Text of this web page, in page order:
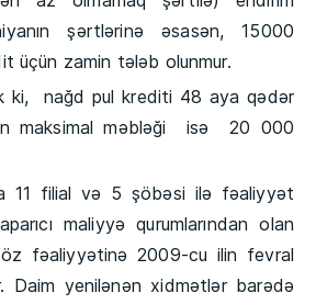
şərtlərinə əsasən, 15000
üçün zamin tələb olunmur.
pul krediti 48 aya qədər
maksimal məbləği isə 20 000
və 5 şöbəsi ilə fəaliyyət
maliyyə qurumlarından olan
fəaliyyətinə 2009-cu ilin fevral
Daim yenilənən xidmətlər barədə